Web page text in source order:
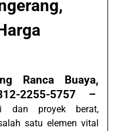
Ranca Buaya,
2255-5757 –
dan proyek berat,
satu elemen vital